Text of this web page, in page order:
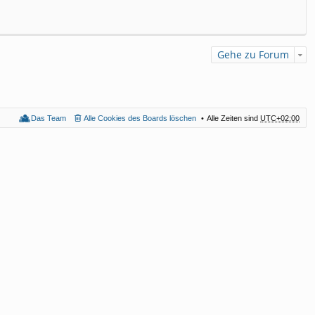
Gehe zu Forum
Alle Zeiten sind UTC+02:00
Alle Cookies des Boards löschen
Das Team